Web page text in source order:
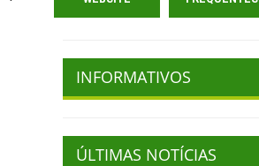
INFORMATIVOS
ÚLTIMAS NOTÍCIAS